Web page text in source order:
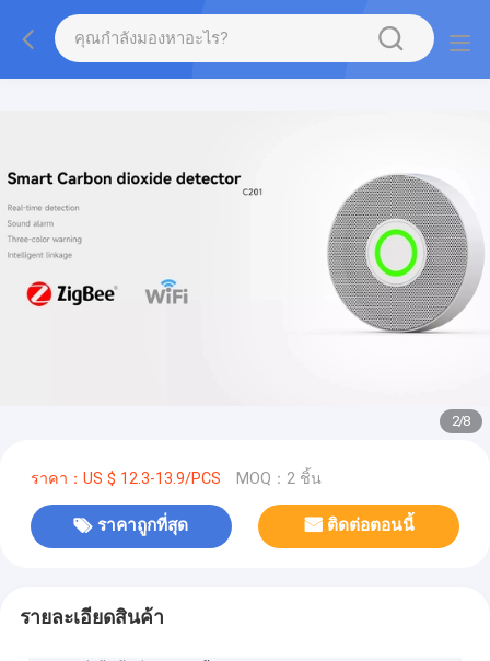
2/8
ราคา：US $ 12.3-13.9/PCS MOQ：2 ชิ้น
ราคาถูกที่สุด ติดต่อตอนนี้
รายละเอียดสินค้า